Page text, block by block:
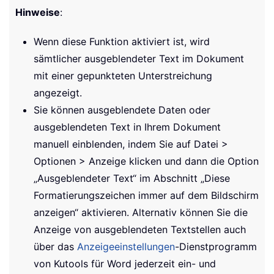
Hinweise:
Wenn diese Funktion aktiviert ist, wird
sämtlicher ausgeblendeter Text im Dokument
mit einer gepunkteten Unterstreichung
angezeigt.
Sie können ausgeblendete Daten oder
ausgeblendeten Text in Ihrem Dokument
manuell einblenden, indem Sie auf Datei >
Optionen > Anzeige klicken und dann die Option
„Ausgeblendeter Text“ im Abschnitt „Diese
Formatierungszeichen immer auf dem Bildschirm
anzeigen“ aktivieren. Alternativ können Sie die
Anzeige von ausgeblendeten Textstellen auch
über das Anzeigeeinstellungen-Dienstprogramm
von Kutools für Word jederzeit ein- und